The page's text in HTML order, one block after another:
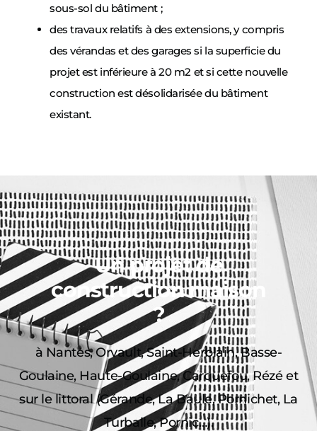
sous-sol du bâtiment ;
des travaux relatifs à des extensions, y compris
des vérandas et des garages si la superficie du
projet est inférieure à 20 m2 et si cette nouvelle
construction est désolidarisée du bâtiment
existant.
Un projet de
construction maison
?
à Nantes, Orvault, Saint-Herblain, Basse-
Goulaine, Haute-Goulaine, Carquefou, Rézé et
sur le littoral (Gérande, La Baule, Pornichet, La
Turballe, Pornic…).